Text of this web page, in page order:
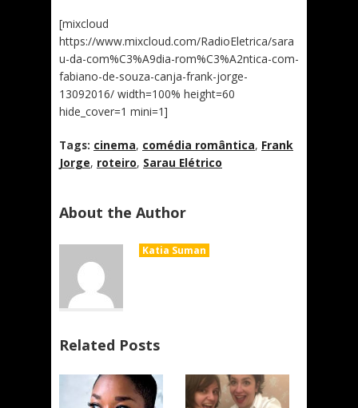
[mixcloud
https://www.mixcloud.com/RadioEletrica/sara
u-da-com%C3%A9dia-rom%C3%A2ntica-com-
fabiano-de-souza-canja-frank-jorge-
13092016/ width=100% height=60
hide_cover=1 mini=1]
Tags: cinema, comédia romântica, Frank
Jorge, roteiro, Sarau Elétrico
About the Author
Katia Suman
Related Posts